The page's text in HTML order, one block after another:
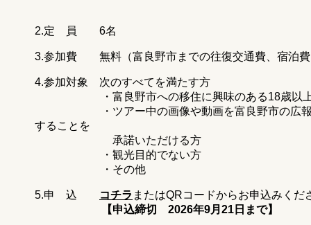
2.定 員 6名
3.参加費 無料（富良野市までの往復交通費、宿泊費
4.参加対象 次のすべてを満たす方
・富良野市への移住に興味のある18歳以上
・ツアー中の画像や動画を富良野市の広報誌
することを
承諾いただける方
・観光目的でない方
・その他
5.申 込 コチラ またはQRコードからお申込みくだ
【申込締切 2026年9月21日まで】